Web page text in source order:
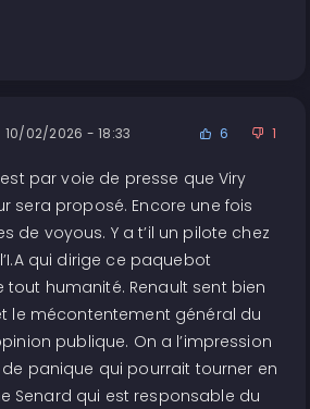
10/02/2026 - 18:33 6 1
par voie de presse que Viry
sera proposé. Encore une fois
de voyous. Y a t’il un pilote chez
qui dirige ce paquebot
humanité. Renault sent bien
le mécontentement général du
publique. On a l’impression
de panique qui pourrait tourner en
Senard qui est responsable du